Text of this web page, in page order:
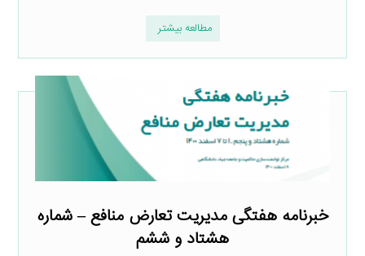
مطالعه بیشتر
خبرنامه هفتگی مدیریت تعارض منافع – شماره
هشتاد و ششم